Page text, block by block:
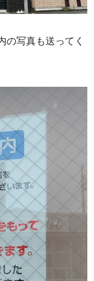
の写真も送ってく